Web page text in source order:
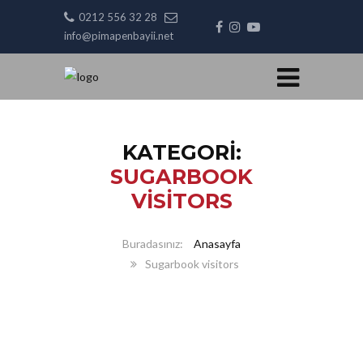
0212 556 32 28
info@pimapenbayii.net
KATEGORI:
SUGARBOOK
VISITORS
Anasayfa
Sugarbook visitors